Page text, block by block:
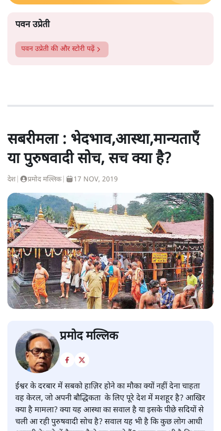
पवन उप्रेती
पवन उप्रेती की और स्टोरी पढ़ें
सबरीमला : भेदभाव,आस्था,मान्यताएँ
या पुरुषवादी सोच, सच क्या है?
देश प्रमोद मल्लिक 17 NOV, 2019
प्रमोद मल्लिक
ईश्वर के दरबार में सबको हाज़िर होने का मौका क्यों नहीं देना चाहता
वह केरल, जो अपनी बौद्धिकता के लिए पूरे देश में मशहूर है? आखिर
क्या है मामला? क्या यह आस्था का सवाल है या इसके पीछे सदियों से
चली आ रही पुरुषवादी सोच है? सवाल यह भी है कि कुछ लोग आधी